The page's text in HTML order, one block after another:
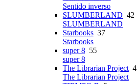
Sentido inverso
SLUMBERLAND 42
SLUMBERLAND
Starbooks 37
Starbooks
super 8 55
super 8
The Librarian Project 4
The Librarian Project